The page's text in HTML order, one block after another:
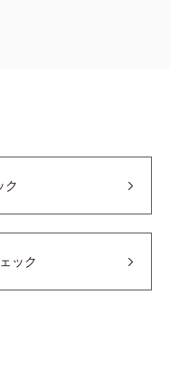
ク
ック